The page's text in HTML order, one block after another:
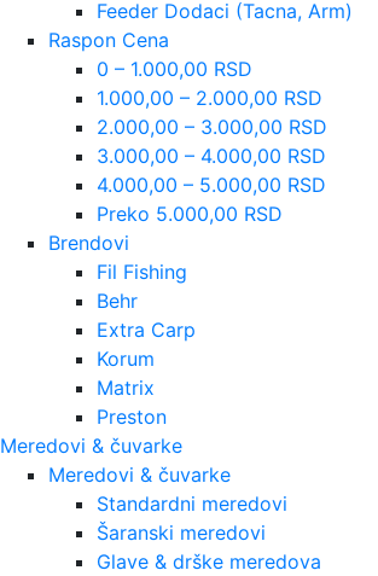
Feeder Dodaci (Tacna, Arm)
Raspon Cena
0 – 1.000,00 RSD
1.000,00 – 2.000,00 RSD
2.000,00 – 3.000,00 RSD
3.000,00 – 4.000,00 RSD
4.000,00 – 5.000,00 RSD
Preko 5.000,00 RSD
Brendovi
Fil Fishing
Behr
Extra Carp
Korum
Matrix
Preston
Meredovi & čuvarke
Meredovi & čuvarke
Standardni meredovi
Šaranski meredovi
Glave & drške meredova